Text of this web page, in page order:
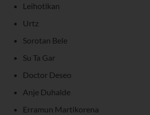
Leihotikan
Urtz
Sorotan Bele
Su Ta Gar
Doctor Deseo
Anje Duhalde
Erramun Martikorena